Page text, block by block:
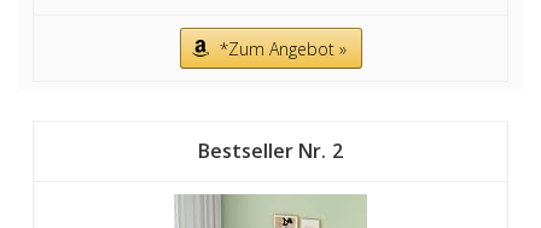
*Zum Angebot »
2